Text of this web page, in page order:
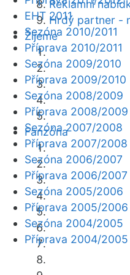
Reklamní
Hrdý partner -
Žijeme
Fanzóna
EHT 2011
Sezóna 2010/2011
Příprava 2010/2011
Sezóna 2009/2010
Příprava 2009/2010
Sezóna 2008/2009
Příprava 2008/2009
Sezóna 2007/2008
Příprava 2007/2008
Sezóna 2006/2007
Příprava 2006/2007
Sezóna 2005/2006
Příprava 2005/2006
Sezóna 2004/2005
Příprava 2004/2005